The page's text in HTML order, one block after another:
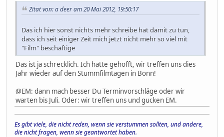
Zitat von: a deer am 20 Mai 2012, 19:50:17
Das ich hier sonst nichts mehr schreibe hat damit zu tun,
dass ich seit einiger Zeit mich jetzt nicht mehr so viel mit
"Film" beschäftige
Das ist ja schrecklich. Ich hatte gehofft, wir treffen uns dies
Jahr wieder auf den Stummfilmtagen in Bonn!
@EM: dann mach besser Du Terminvorschläge oder wir
warten bis Juli. Oder: wir treffen uns und gucken EM.
Es gibt viele, die nicht reden, wenn sie verstummen sollten, und andere,
die nicht fragen, wenn sie geantwortet haben.